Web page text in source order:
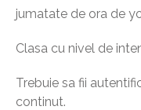
jumatate de ora de
Clasa cu nivel de
Trebuie sa fii
continut.